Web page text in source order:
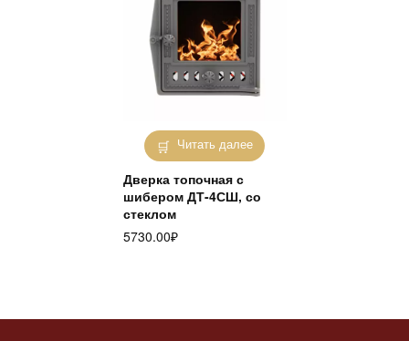
Читать далее
Дверка топочная с
шибером ДТ-4СШ, со
стеклом
5730.00₽